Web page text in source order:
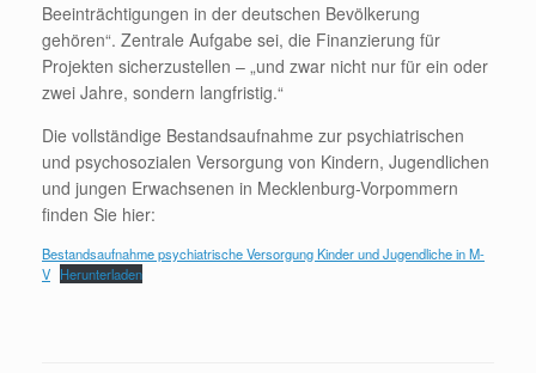
Beeinträchtigungen in der deutschen Bevölkerung
gehören“. Zentrale Aufgabe sei, die Finanzierung für
Projekten sicherzustellen – „und zwar nicht nur für ein oder
zwei Jahre, sondern langfristig.“
Die vollständige Bestandsaufnahme zur psychiatrischen
und psychosozialen Versorgung von Kindern, Jugendlichen
und jungen Erwachsenen in Mecklenburg-Vorpommern
finden Sie hier:
Bestandsaufnahme psychiatrische Versorgung Kinder und Jugendliche in M-
V Herunterladen